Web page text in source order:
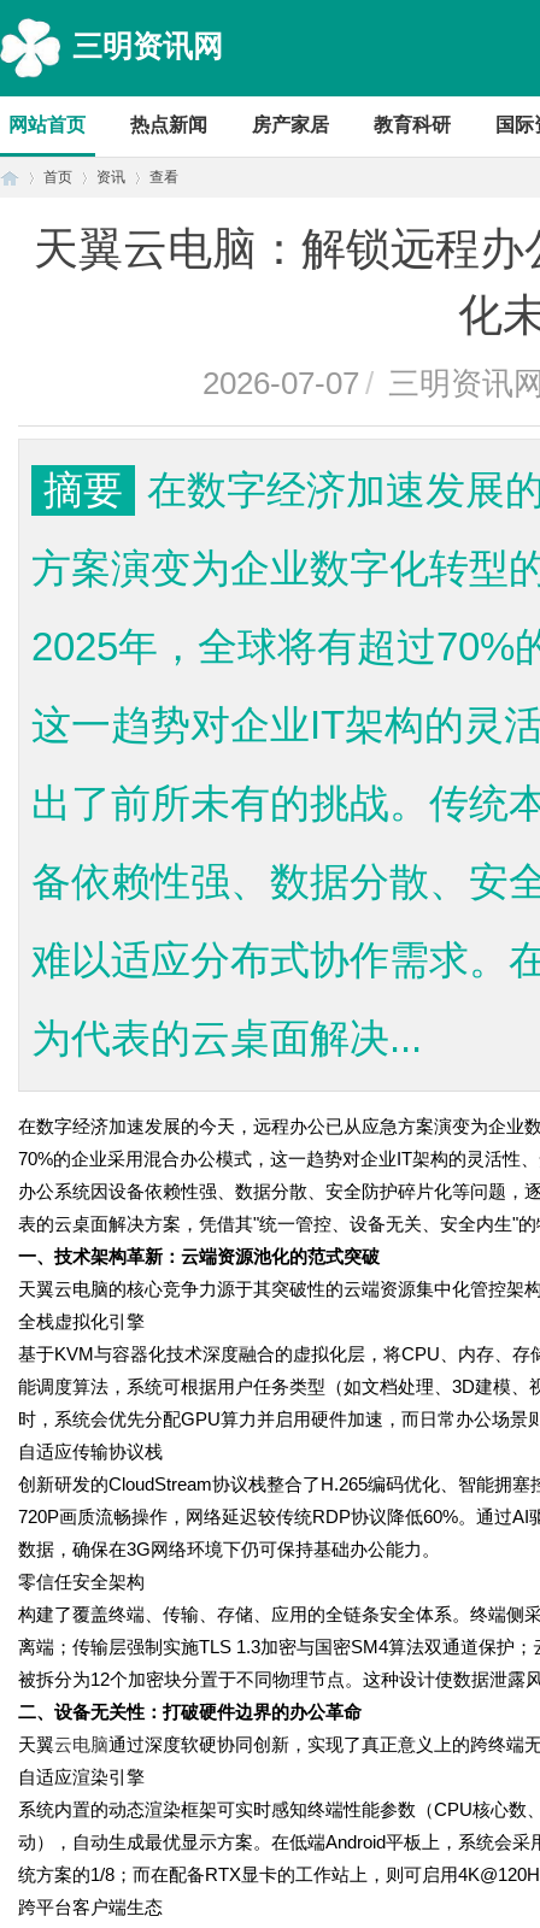
三明资讯网
网站首页 热点新闻 房产家居 教育科研 国际
首页 资讯 查看
天翼云电脑：解锁远程
化
2026-07-07 / 三明资讯
摘要 在数字经济加速发展
方案演变为企业数字化转型
2025年，全球将有超过70%
这一趋势对企业IT架构的灵
出了前所未有的挑战。传统
备依赖性强、数据分散、安
难以适应分布式协作需求。
为代表的云桌面解决...
在数字经济加速发展的今天，远程办公已从应急方案演变为企业
70%的企业采用混合办公模式，这一趋势对企业IT架构的灵活性
办公系统因设备依赖性强、数据分散、安全防护碎片化等问题，
表的云桌面解决方案，凭借其"统一管控、设备无关、安全内生"
一、技术架构革新：云端资源池化的范式突破
天翼云电脑的核心竞争力源于其突破性的云端资源集中化管控
全栈虚拟化引擎
基于KVM与容器化技术深度融合的虚拟化层，将CPU、内存、
能调度算法，系统可根据用户任务类型（如文档处理、3D建模
时，系统会优先分配GPU算力并启用硬件加速，而日常办公场
自适应传输协议栈
创新研发的CloudStream协议栈整合了H.265编码优化、智能拥
720P画质流畅操作，网络延迟较传统RDP协议降低60%。通过
数据，确保在3G网络环境下仍可保持基础办公能力。
零信任安全架构
构建了覆盖终端、传输、存储、应用的全链条安全体系。终端侧
离端；传输层强制实施TLS 1.3加密与国密SM4算法双通道保护
被拆分为12个加密块分置于不同物理节点。这种设计使数据泄露
二、设备无关性：打破硬件边界的办公革命
天翼云电脑通过深度软硬协同创新，实现了真正意义上的跨终端
自适应渲染引擎
系统内置的动态渲染框架可实时感知终端性能参数（CPU核心
动），自动生成最优显示方案。在低端Android平板上，系统会
统方案的1/8；而在配备RTX显卡的工作站上，则可启用
跨平台客户端生态